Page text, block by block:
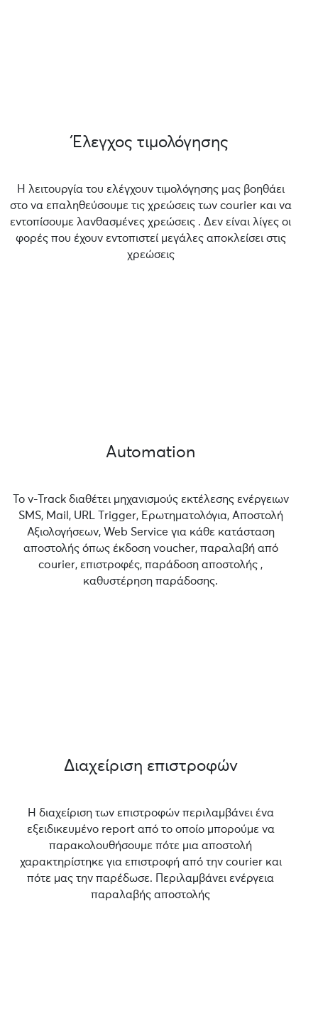
Έλεγχος τιμολόγησης
Η λειτουργία του ελέγχουν τιμολόγησης μας βοηθάει
στο να επαληθεύσουμε τις χρεώσεις των courier και να
εντοπίσουμε λανθασμένες χρεώσεις . Δεν είναι λίγες οι
φορές που έχουν εντοπιστεί μεγάλες αποκλείσει στις
χρεώσεις
Automation
Το v-Track διαθέτει μηχανισμούς εκτέλεσης ενέργειων
SMS, Mail, URL Τrigger, Ερωτηματολόγια, Αποστολή
Αξιολογήσεων, Web Service για κάθε κατάσταση
αποστολής όπως έκδοση voucher, παραλαβή από
courier, επιστροφές, παράδοση αποστολής ,
καθυστέρηση παράδοσης.
Διαχείριση επιστροφών
Η διαχείριση των επιστροφών περιλαμβάνει ένα
εξειδικευμένο report από το οποίο μπορούμε να
παρακολουθήσουμε πότε μια αποστολή
χαρακτηρίστηκε για επιστροφή από την courier και
πότε μας την παρέδωσε. Περιλαμβάνει ενέργεια
παραλαβής αποστολής